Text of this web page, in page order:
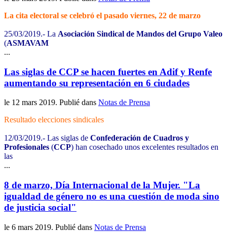
La cita electoral se celebró el pasado viernes, 22 de marzo
25/03/2019.- La Asociación Sindical de Mandos del Grupo Valeo
(ASMAVAM
...
Las siglas de CCP se hacen fuertes en Adif y Renfe
aumentando su representación en 6 ciudades
le 12 mars 2019. Publié dans Notas de Prensa
Resultado elecciones sindicales
12/03/2019.- Las siglas de Confederación de Cuadros y
Profesionales (CCP) han cosechado unos excelentes resultados en
las
...
8 de marzo, Día Internacional de la Mujer. "La
igualdad de género no es una cuestión de moda sino
de justicia social"
le 6 mars 2019. Publié dans Notas de Prensa